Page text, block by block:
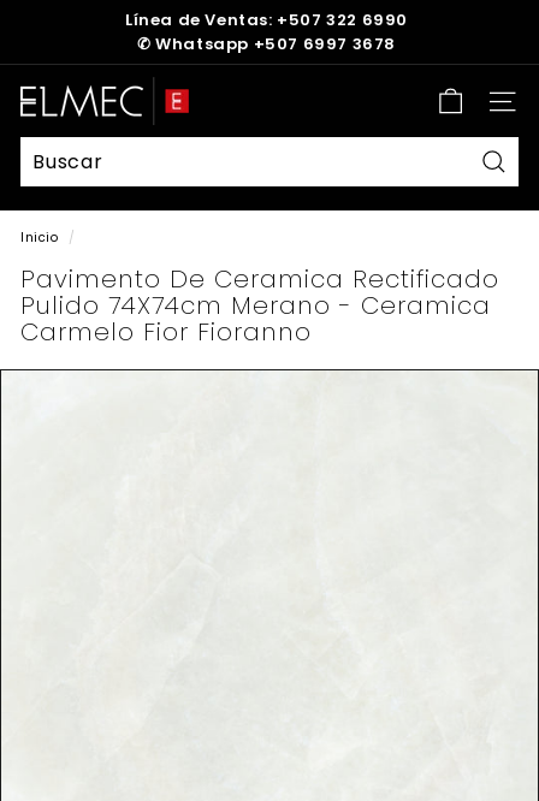
diapositivas
pausa
Línea de Ventas: +507 322 6990
✆ Whatsapp +507 6997 3678
E
L
M
E
C
Inicio /
Pavimento De Ceramica Rectificado
Pulido 74X74cm Merano - Ceramica
Carmelo Fior Fioranno